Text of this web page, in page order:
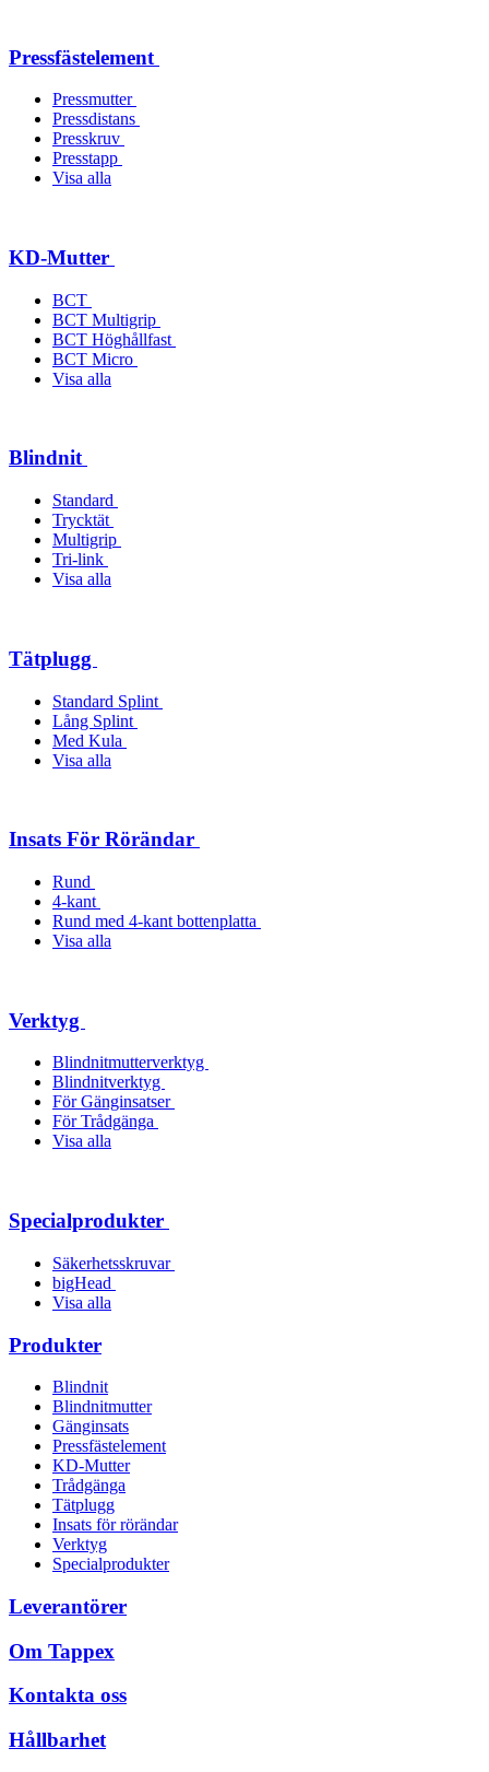
Pressfästelement
Pressmutter
Pressdistans
Presskruv
Presstapp
Visa alla
KD-Mutter
BCT
BCT Multigrip
BCT Höghållfast
BCT Micro
Visa alla
Blindnit
Standard
Trycktät
Multigrip
Tri-link
Visa alla
Tätplugg
Standard Splint
Lång Splint
Med Kula
Visa alla
Insats För Rörändar
Rund
4-kant
Rund med 4-kant bottenplatta
Visa alla
Verktyg
Blindnitmutterverktyg
Blindnitverktyg
För Gänginsatser
För Trådgänga
Visa alla
Specialprodukter
Säkerhetsskruvar
bigHead
Visa alla
Produkter
Blindnit
Blindnitmutter
Gänginsats
Pressfästelement
KD-Mutter
Trådgänga
Tätplugg
Insats för rörändar
Verktyg
Specialprodukter
Leverantörer
Om Tappex
Kontakta oss
Hållbarhet